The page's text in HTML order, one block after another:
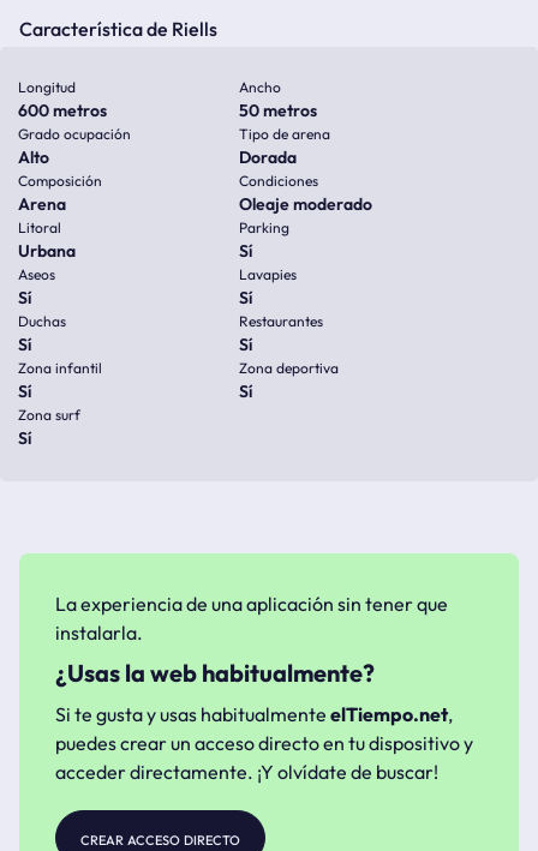
Característica de Riells
Longitud
600 metros
Ancho
50 metros
Grado ocupación
Alto
Tipo de arena
Dorada
Composición
Arena
Condiciones
Oleaje moderado
Litoral
Urbana
Parking
Sí
Aseos
Sí
Lavapies
Sí
Duchas
Sí
Restaurantes
Sí
Zona infantil
Sí
Zona deportiva
Sí
Zona surf
Sí
La experiencia de una aplicación sin tener que
instalarla.
¿Usas la web habitualmente?
Si te gusta y usas habitualmente elTiempo.net,
puedes crear un acceso directo en tu dispositivo y
acceder directamente. ¡Y olvídate de buscar!
crear acceso directo